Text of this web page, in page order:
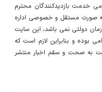
خدمت بازدیدکنندگان محترم
صورت مستقل و خصوصی اداره
دولتی نمی باشد، این سایت
بوده و بنابراین لازم است که
به صحت و سقم اخبار منتشر